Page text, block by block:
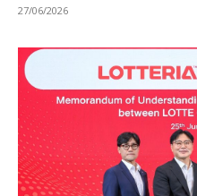
27/06/2026